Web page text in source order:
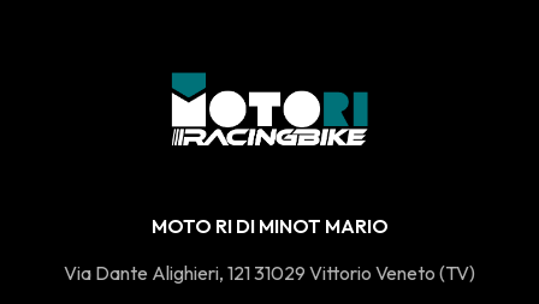
MOTO RI DI MINOT MARIO
Via Dante Alighieri, 121 31029 Vittorio Veneto (TV)